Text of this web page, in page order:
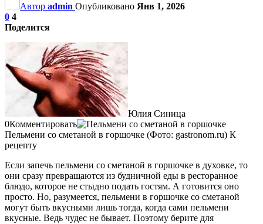
Автор admin Опубликовано Янв 1, 2026
0 4
Поделится
Юлия Синица
0Комментировать
Пельмени со сметаной в горшочке (Фото: gastronom.ru) К
рецепту
Если запечь пельмени со сметаной в горшочке в духовке, то
они сразу превращаются из будничной еды в ресторанное
блюдо, которое не стыдно подать гостям. А готовится оно
просто. Но, разумеется, пельмени в горшочке со сметаной
могут быть вкусными лишь тогда, когда сами пельмени
вкусные. Ведь чудес не бывает. Поэтому берите для